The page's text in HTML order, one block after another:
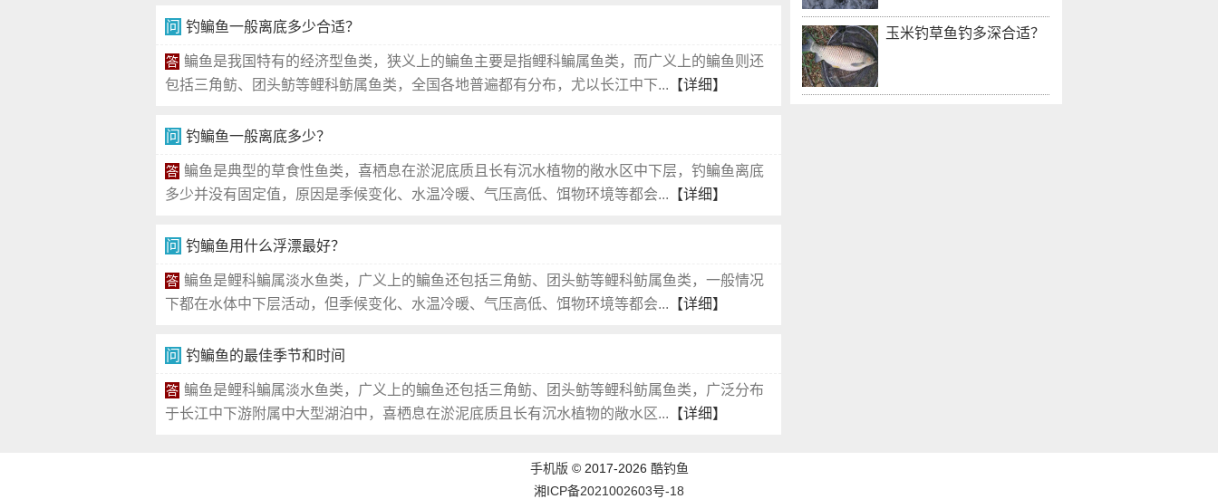
问 钓鳊鱼一般离底多少合适？
答 鳊鱼是我国特有的经济型鱼类，狭义上的鳊鱼主要是指鲤科鳊属鱼类，而广义上的鳊鱼则还
包括三角鲂、团头鲂等鲤科鲂属鱼类，全国各地普遍都有分布，尤以长江中下... 【详细】
问 钓鳊鱼一般离底多少？
答 鳊鱼是典型的草食性鱼类，喜栖息在淤泥底质且长有沉水植物的敞水区中下层，钓鳊鱼离底
多少并没有固定值，原因是季候变化、水温冷暖、气压高低、饵物环境等都会... 【详细】
问 钓鳊鱼用什么浮漂最好？
答 鳊鱼是鲤科鳊属淡水鱼类，广义上的鳊鱼还包括三角鲂、团头鲂等鲤科鲂属鱼类，一般情况
下都在水体中下层活动，但季候变化、水温冷暖、气压高低、饵物环境等都会... 【详细】
问 钓鳊鱼的最佳季节和时间
答 鳊鱼是鲤科鳊属淡水鱼类，广义上的鳊鱼还包括三角鲂、团头鲂等鲤科鲂属鱼类，广泛分布
于长江中下游附属中大型湖泊中，喜栖息在淤泥底质且长有沉水植物的敞水区... 【详细】
玉米钓草鱼钓多深合适？
手机版 ©2017-2026 酷钓鱼
湘ICP备2021002603号-18